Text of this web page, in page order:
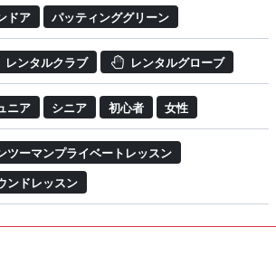
ドア パッティンググリーン
レンタルクラブ レンタルグローブ
ニア シニア 初心者 女性
ツーマンプライベートレッスン
ンドレッスン